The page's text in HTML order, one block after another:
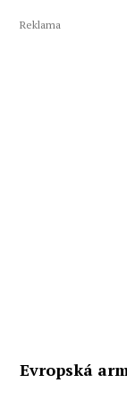
Reklama
Evropská